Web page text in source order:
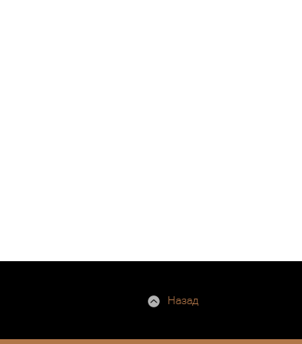
Назад